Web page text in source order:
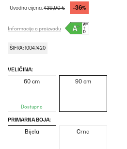
Uvodna cijena:439,90 € -36%
Informacije o proizvodu
ŠIFRA: 10047420
VELIČINA:
60 cm
Dostupno
90 cm
PRIMARNA BOJA:
Bijela Crna